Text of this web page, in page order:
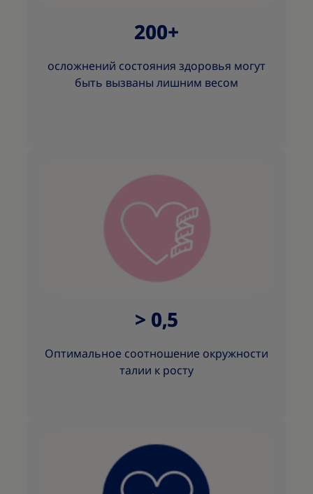
200+
осложнений состояния здоровья могут
быть вызваны лишним весом
> 0,5
Оптимальное соотношение окружности
талии к росту